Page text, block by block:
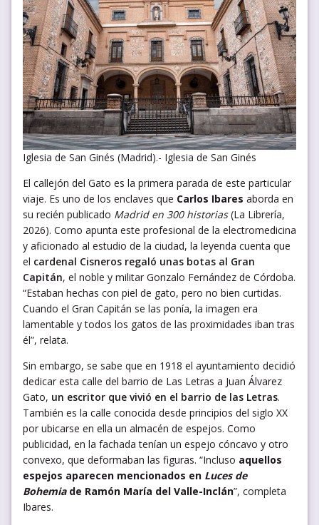
Iglesia de San Ginés (Madrid).- Iglesia de San Ginés
El callejón del Gato es la primera parada de este particular
viaje. Es uno de los enclaves que Carlos Ibares aborda en
su recién publicado Madrid en 300 historias(La Librería,
2026). Como apunta este profesional de la electromedicina
y aficionado al estudio de la ciudad, la leyenda cuenta que
el cardenal Cisneros regaló unas botas al Gran
Capitán, el noble y militar Gonzalo Fernández de Córdoba.
“Estaban hechas con piel de gato, pero no bien curtidas.
Cuando el Gran Capitán se las ponía, la imagen era
lamentable y todos los gatos de las proximidades iban tras
él”, relata.
Sin embargo, se sabe que en 1918 el ayuntamiento decidió
dedicar esta calle del barrio de Las Letras a Juan Álvarez
Gato, un escritor que vivió en el barrio de las Letras.
También es la calle conocida desde principios del siglo XX
por ubicarse en ella un almacén de espejos. Como
publicidad, en la fachada tenían un espejo cóncavo y otro
convexo, que deformaban las figuras. “Incluso aquellos
espejos aparecen mencionados en Luces de
Bohemiade Ramón María del Valle-Inclán”, completa
Ibares.